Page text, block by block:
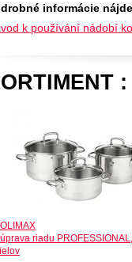
informácie
k používání nádobí
riadu